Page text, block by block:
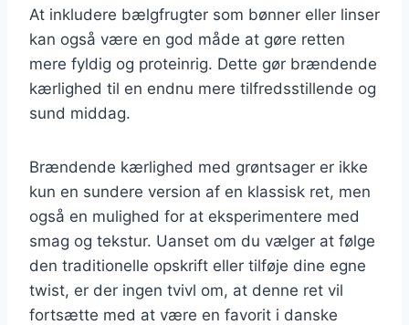
At inkludere bælgfrugter som bønner eller linser
kan også være en god måde at gøre retten
mere fyldig og proteinrig. Dette gør brændende
kærlighed til en endnu mere tilfredsstillende og
sund middag.
Brændende kærlighed med grøntsager er ikke
kun en sundere version af en klassisk ret, men
også en mulighed for at eksperimentere med
smag og tekstur. Uanset om du vælger at følge
den traditionelle opskrift eller tilføje dine egne
twist, er der ingen tvivl om, at denne ret vil
fortsætte med at være en favorit i danske